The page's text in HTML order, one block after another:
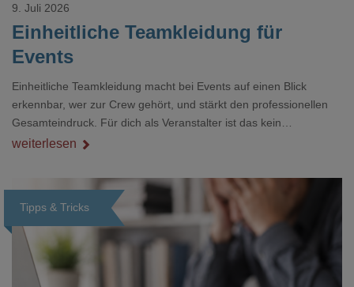
Einheitliche Teamkleidung für
Events
9. Juli 2026
Einheitliche Teamkleidung macht bei Events auf einen Blick
erkennbar, wer zur Crew gehört, und stärkt den professionellen
Gesamteindruck. Für dich als Veranstalter ist das kein
Nebenthema: Bei Textilien mit Stickerei oder mehreren
weiterlesen
Tipps & Tricks